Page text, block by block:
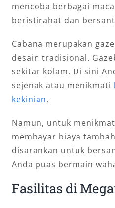
mencoba berbagai
beristirahat dan
Cabana merupakan
desain tradisional.
sekitar kolam. Di sini
sejenak atau menikmati
kekinian.
Namun, untuk
membayar biaya
disarankan untuk
Anda puas bermain
Fasilitas di